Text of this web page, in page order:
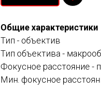
Общие характеристики
Тип - объектив
Тип объектива -
Фокусное расстояние -
Мин. фокусное